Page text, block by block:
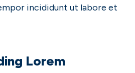
incididunt ut labore et
Lorem